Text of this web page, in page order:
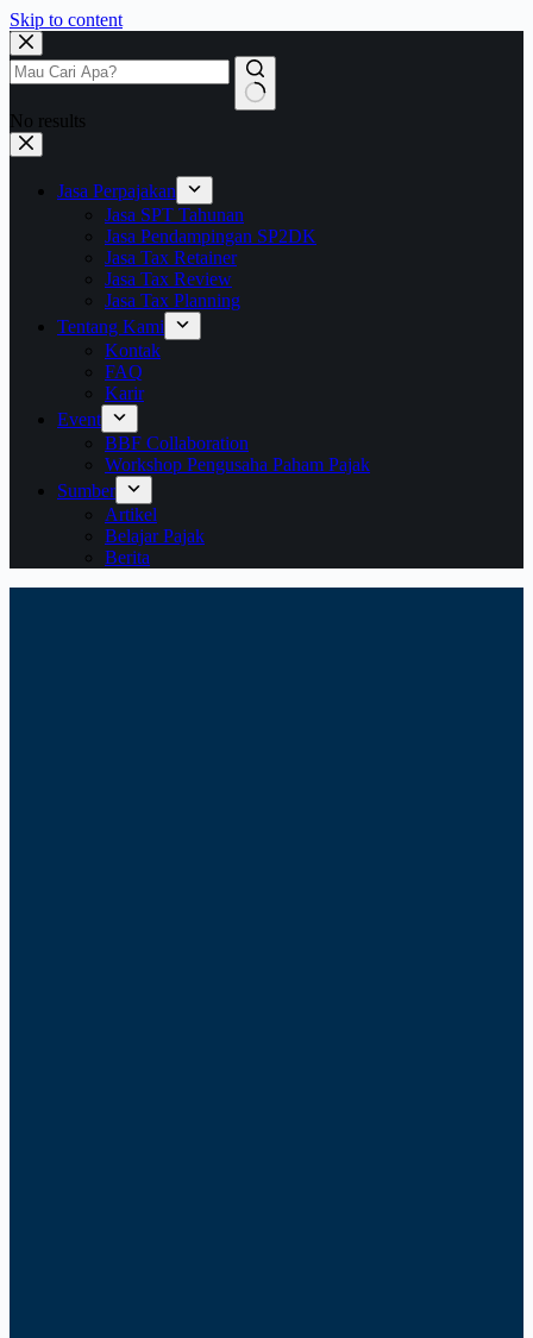
Skip to content
No results
Jasa Perpajakan
Jasa SPT Tahunan
Jasa Pendampingan SP2DK
Jasa Tax Retainer
Jasa Tax Review
Jasa Tax Planning
Tentang Kami
Kontak
FAQ
Karir
Event
BBF Collaboration
Workshop Pengusaha Paham Pajak
Sumber
Artikel
Belajar Pajak
Berita